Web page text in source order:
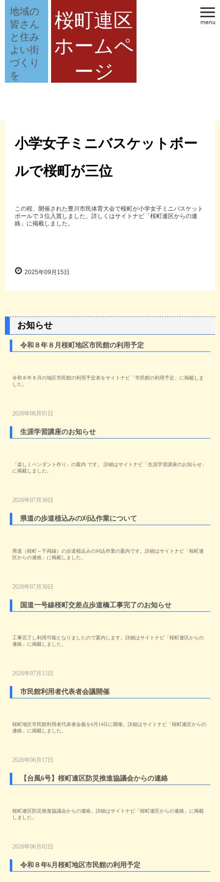
桜町連区
ホームペ
ージ
地域の
皆さん
と住み
よい街
づくり
を
小学女子ミニバスケットボー
ルで桜町が三位
この程、開催された豊川市民体育大会で桜町が小学女子ミニバスケット
ボールで３位入賞しました。詳しくはサイトナビ「桜町連区からの連
絡」に掲載しました。
2025年09月15日
お知らせ
令和８年８月桜町地区市民館の利用予定
令和８年８月の地区市民館の利用予定表をサイトナビ「市民館の利用予定」に掲載しま
した。
2026年08月01日
生涯学習講座のお知らせ
「楽しくペンダント作り」の案内 です。 詳細はサイトナビ「生涯学習講座のお知らせ」
に掲載しました。
2026年07月30日
県道の歩道植込みの刈込作業について
県道（桜町～千両線）の歩道植込みの刈込作業の案内です。詳細はサイトナビ「桜町連
区からの連絡」に掲載しました。
2026年07月30日
国道一号線桜町交差点歩道橋工事完了のお知らせ
工事完了し利用可能となりましたので案内します。詳細はサイトナビ「桜町連区からの
連絡」に掲載しました。
2026年07月15日
市民館利用者代表者会議開催
桜町地区市民館利用者代表者会義を6月14日に開催。詳細はサイトナビ「桜町連区からの
連絡」に掲載しました。
2026年06月17日
【台風6号】桜町連区防災推進協議会からの連絡
桜町連区防災推進協議会からの連絡。詳細はサイトナビ「桜町連区からの連絡」に掲載
しました。
2026年06月02日
令和８年6月桜町地区市民館の利用予定